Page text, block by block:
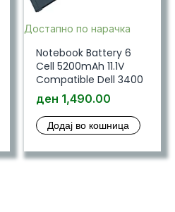
Достапно по нарачка
Notebook Battery 6
Cell 5200mAh 11.1V
Compatible Dell 3400
ден 1,490.00
Додај во кошница